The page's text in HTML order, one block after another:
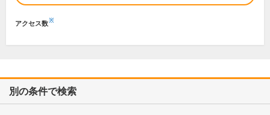
アクセス数※
別の条件で検索